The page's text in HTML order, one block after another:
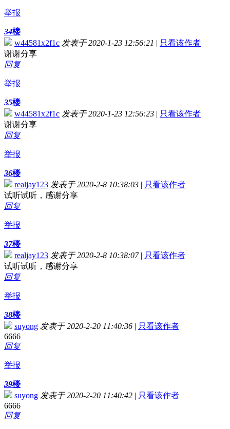
举报
34楼
w44581x2f1c 发表于 2020-1-23 12:56:21 | 只看该作者
谢谢分享
回复
举报
35楼
w44581x2f1c 发表于 2020-1-23 12:56:23 | 只看该作者
谢谢分享
回复
举报
36楼
realjay123 发表于 2020-2-8 10:38:03 | 只看该作者
试听试听，感谢分享
回复
举报
37楼
realjay123 发表于 2020-2-8 10:38:07 | 只看该作者
试听试听，感谢分享
回复
举报
38楼
suyong 发表于 2020-2-20 11:40:36 | 只看该作者
6666
回复
举报
39楼
suyong 发表于 2020-2-20 11:40:42 | 只看该作者
6666
回复